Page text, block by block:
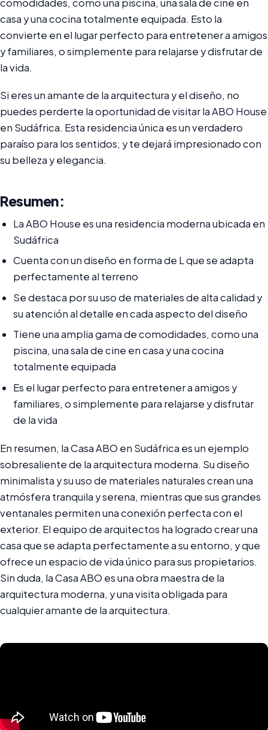
comodidades, como una piscina, una sala de cine en
casa y una cocina totalmente equipada. Esto la
convierte en el lugar perfecto para entretener a amigos
y familiares, o simplemente para relajarse y disfrutar de
la vida.
Si eres un amante de la arquitectura y el diseño, no
puedes perderte la oportunidad de visitar la ABO House
en Sudáfrica. Esta residencia única es un verdadero
paraíso para los sentidos, y te dejará impresionado con
su belleza y elegancia.
Resumen:
La ABO House es una residencia moderna ubicada en
Sudáfrica
Cuenta con un diseño en forma de L que se adapta
perfectamente al terreno
Se destaca por su uso de materiales de alta calidad y
su atención al detalle en cada aspecto del diseño
Tiene una amplia gama de comodidades, como una
piscina, una sala de cine en casa y una cocina
totalmente equipada
Es el lugar perfecto para entretener a amigos y
familiares, o simplemente para relajarse y disfrutar
de la vida
En resumen, la Casa ABO en Sudáfrica es un ejemplo
sobresaliente de la arquitectura moderna. Su diseño
minimalista y su uso de materiales naturales crean una
atmósfera tranquila y serena, mientras que sus grandes
ventanales permiten una conexión perfecta con el
exterior. El equipo de arquitectos ha logrado crear una
casa que se adapta perfectamente a su entorno, y que
ofrece un espacio de vida único para sus propietarios.
Sin duda, la Casa ABO es una obra maestra de la
arquitectura moderna, y una visita obligada para
cualquier amante de la arquitectura.